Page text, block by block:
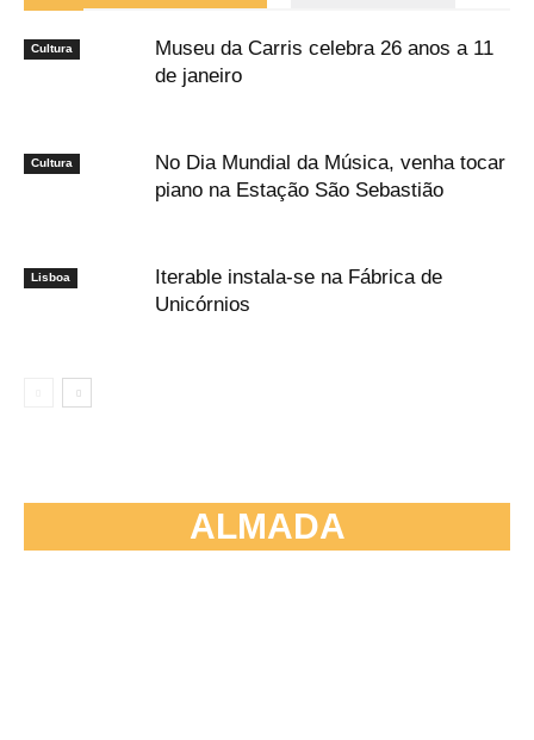
Cultura
Museu da Carris celebra 26 anos a 11
de janeiro
Cultura
No Dia Mundial da Música, venha tocar
piano na Estação São Sebastião
Lisboa
Iterable instala-se na Fábrica de
Unicórnios
ALMADA